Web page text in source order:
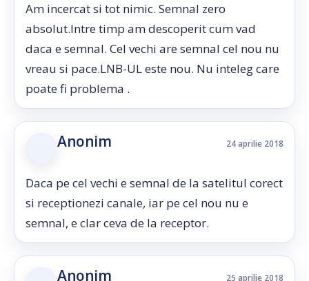
Am incercat si tot nimic. Semnal zero
absolut.Intre timp am descoperit cum vad
daca e semnal. Cel vechi are semnal cel nou nu
vreau si pace.LNB-UL este nou. Nu inteleg care
poate fi problema .
Anonim 24 aprilie 2018
Daca pe cel vechi e semnal de la satelitul corect
si receptionezi canale, iar pe cel nou nu e
semnal, e clar ceva de la receptor.
Anonim 25 aprilie 2018